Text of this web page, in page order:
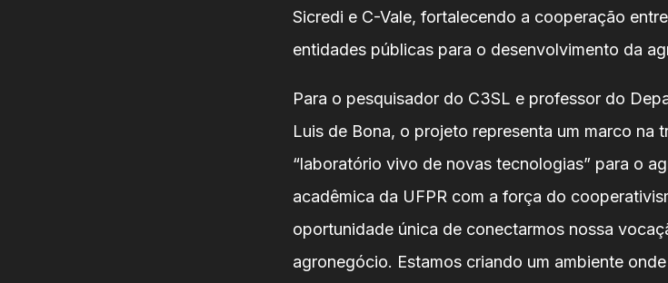
Sicredi e C-Vale, fortalecendo a cooperação
entidades públicas para o desenvolvimento da
Para o pesquisador do C3SL e professor do
Luis de Bona, o projeto representa um marco na
“laboratório vivo de novas tecnologias” para o
acadêmica da UFPR com a força do
oportunidade única de conectarmos nossa
agronegócio. Estamos criando um ambiente